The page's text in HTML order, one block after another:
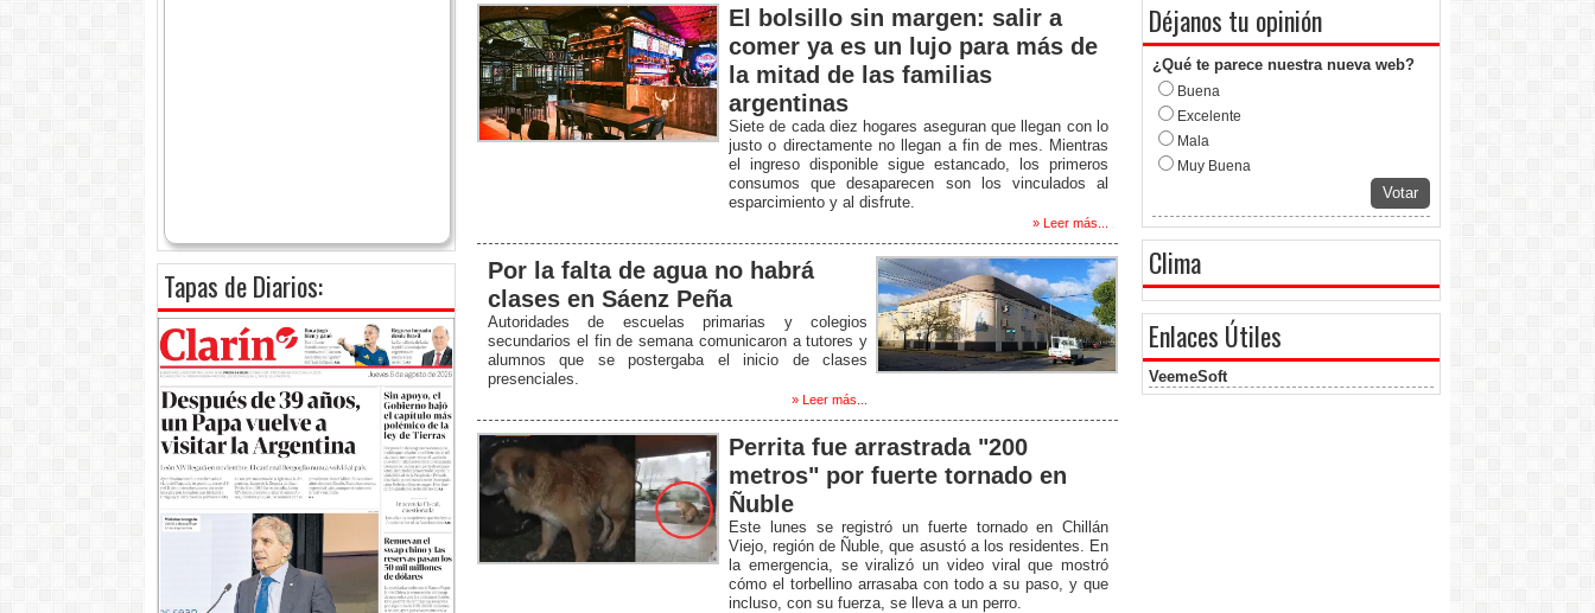
Tapas de Diarios:
El bolsillo sin margen: salir a
comer ya es un lujo para más de
la mitad de las familias
argentinas
Siete de cada diez hogares aseguran que llegan con lo
justo o directamente no llegan a fin de mes. Mientras
el ingreso disponible sigue estancado, los primeros
consumos que desaparecen son los vinculados al
esparcimiento y al disfrute.
» Leer más...
Por la falta de agua no habrá
clases en Sáenz Peña
Autoridades de escuelas primarias y colegios
secundarios el fin de semana comunicaron a tutores y
alumnos que se postergaba el inicio de clases
presenciales.
» Leer más...
Perrita fue arrastrada "200
metros" por fuerte tornado en
Ñuble
Este lunes se registró un fuerte tornado en Chillán
Viejo, región de Ñuble, que asustó a los residentes. En
la emergencia, se viralizó un video viral que mostró
cómo el torbellino arrasaba con todo a su paso, y que
incluso, con su fuerza, se lleva a un perro.
Déjanos tu opinión
¿Qué te parece nuestra nueva web?
Buena
Excelente
Mala
Muy Buena
Votar
Clima
Enlaces Útiles
VeemeSoft